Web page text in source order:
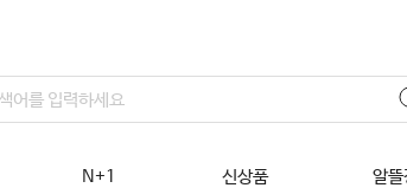
N+1 신상품 알